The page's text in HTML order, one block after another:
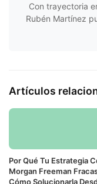
Con trayectoria
Rubén Martínez
Artículos
Por Qué Tu Estrategia
Morgan Freeman
Cómo Solucionarla